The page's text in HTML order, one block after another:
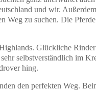
und wir.
Weg zu suchen. Die
Glückliche
selbstverständlich im
hing.
den perfekten Weg.